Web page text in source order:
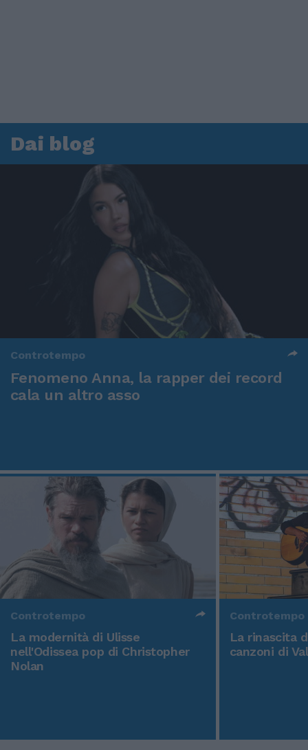
Dai blog
Controtempo
Fenomeno Anna, la rapper dei record
cala un altro asso
Controtempo
La modernità di Ulisse
nell'Odissea pop di Christopher
Nolan
Controtempo
La rinascita
canzoni di